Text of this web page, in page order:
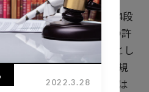
に応じて下図のように4段
います。まず、最上段の許
はその利用を停止するとし
スクのあるAIには法的な規
られたリスクのあるAIには
2022.3.28